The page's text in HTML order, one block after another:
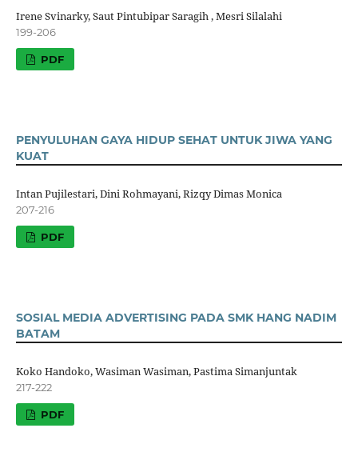
Irene Svinarky, Saut Pintubipar Saragih , Mesri Silalahi
199-206
PDF
PENYULUHAN GAYA HIDUP SEHAT UNTUK JIWA YANG
KUAT
Intan Pujilestari, Dini Rohmayani, Rizqy Dimas Monica
207-216
PDF
SOSIAL MEDIA ADVERTISING PADA SMK HANG NADIM
BATAM
Koko Handoko, Wasiman Wasiman, Pastima Simanjuntak
217-222
PDF